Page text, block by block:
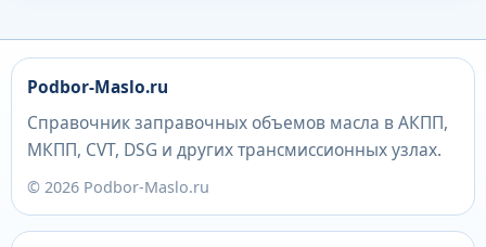
Podbor-Maslo.ru
Справочник заправочных объемов масла в АКПП,
МКПП, CVT, DSG и других трансмиссионных узлах.
© 2026 Podbor-Maslo.ru